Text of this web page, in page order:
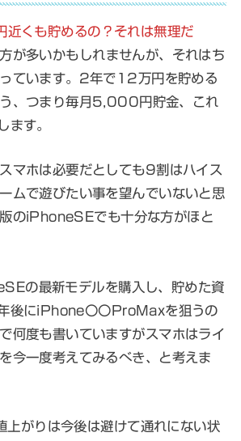
くも貯めるの？それは無理だ
方が多いかもしれませんが、それはち
ています。2年で12万円を貯める
う、つまり毎月5,000円貯金、これ
ます。
マホは必要だとしても9割はハイス
ムで遊びたい事を望んでいないと思
のiPhoneSEでも十分な方がほと
の最新モデルを購入し、貯めた資
後にiPhone〇〇ProMaxを狙うの
何度も書いていますがスマホはライ
今一度考えてみるべき、と考えま
上がりは今後は避けて通れにない状